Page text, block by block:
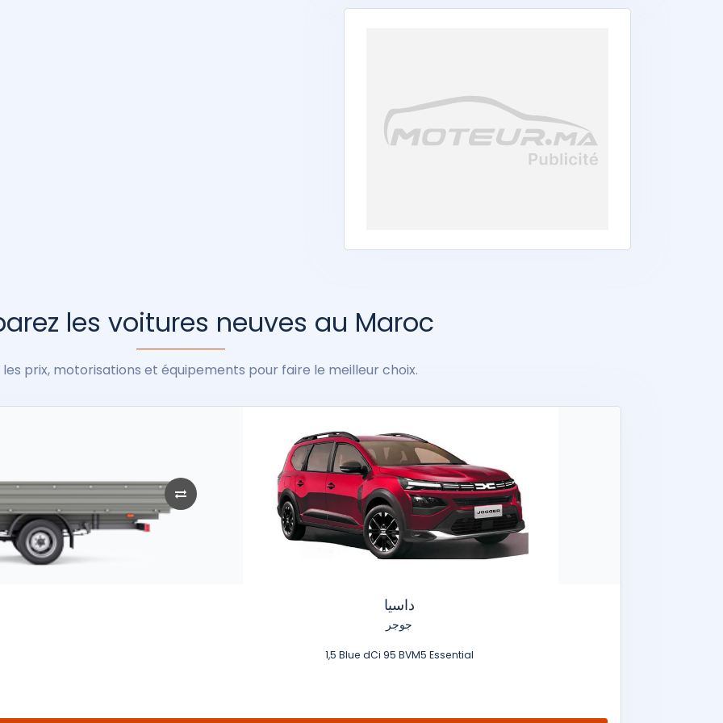
les voitures neuves au Maroc
les prix, motorisations et équipements pour faire le meilleur choix.
داسيا
جوجر
1,5 Blue dCi 95 BVM5 Essential